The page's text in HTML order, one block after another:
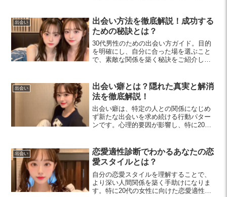
今すぐチェック！
出会い
出会い方法を徹底解説！成功する
ための秘訣とは？
30代男性のための出会い方ガイド。目的
を明確にし、自分に合った場を選ぶこと
で、素敵な関係を築く秘訣をご紹介しま
出会い
出会い癖とは？隠れた真実と解消
法を徹底解説！
出会い癖は、特定の人との関係になじめ
ず新たな出会いを求め続ける行動パター
ンです。心理的要因が影響し、特に20代
て解説します。
出会い
恋愛適性診断でわかるあなたの恋
愛スタイルとは？
自分の恋愛スタイルを理解することで、
より深い人間関係を築く手助けになりま
す。特に20代の女性に向けた恋愛適性診